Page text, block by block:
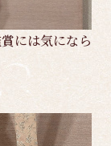
には気になら